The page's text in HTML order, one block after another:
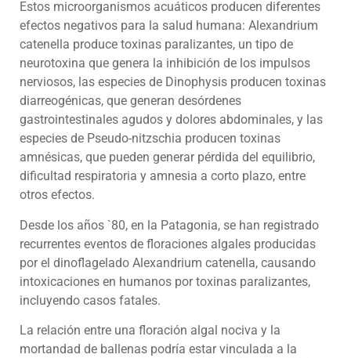
Estos microorganismos acuáticos producen diferentes
efectos negativos para la salud humana: Alexandrium
catenella produce toxinas paralizantes, un tipo de
neurotoxina que genera la inhibición de los impulsos
nerviosos, las especies de Dinophysis producen toxinas
diarreogénicas, que generan desórdenes
gastrointestinales agudos y dolores abdominales, y las
especies de Pseudo-nitzschia producen toxinas
amnésicas, que pueden generar pérdida del equilibrio,
dificultad respiratoria y amnesia a corto plazo, entre
otros efectos.
Desde los años `80, en la Patagonia, se han registrado
recurrentes eventos de floraciones algales producidas
por el dinoflagelado Alexandrium catenella, causando
intoxicaciones en humanos por toxinas paralizantes,
incluyendo casos fatales.
La relación entre una floración algal nociva y la
mortandad de ballenas podría estar vinculada a la